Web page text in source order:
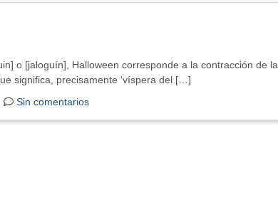
o [jaloguín], Halloween corresponde a la contracción de la
significa, precisamente ‘víspera del […]
Sin comentarios